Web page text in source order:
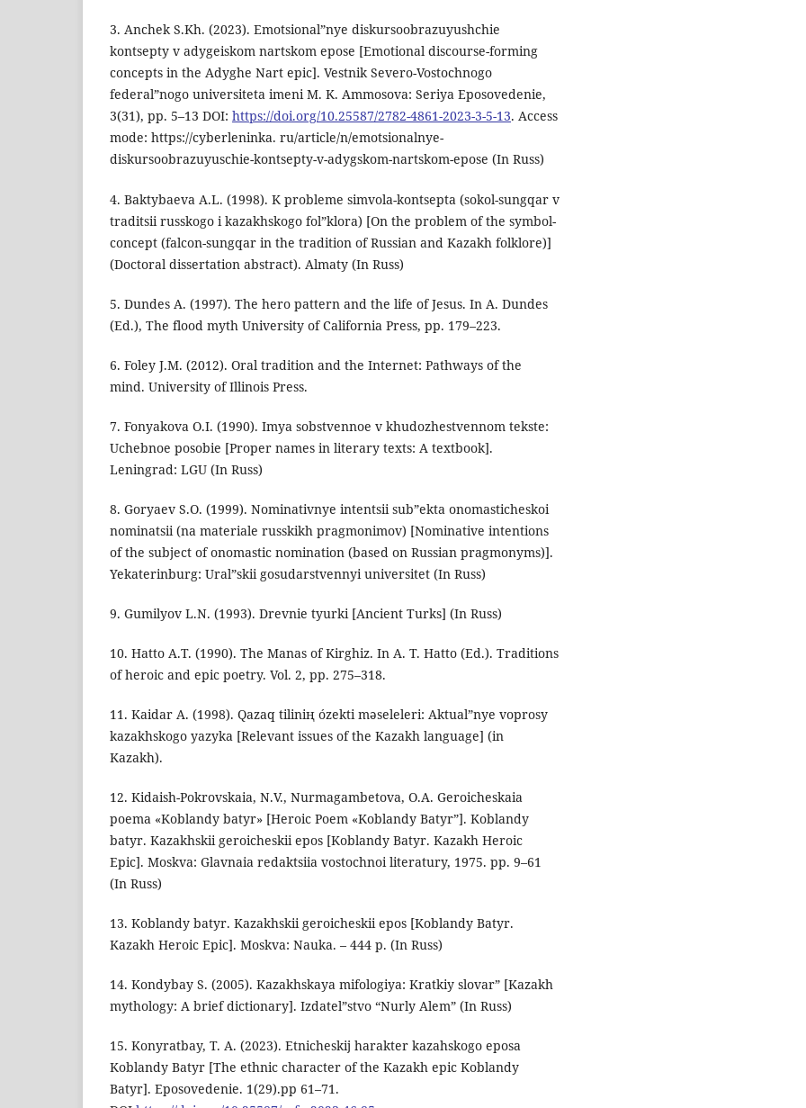
3. Anchek S.Kh. (2023). Emotsional”nye diskursoobrazuyushchie
kontsepty v adygeiskom nartskom epose [Emotional discourse-forming
concepts in the Adyghe Nart epic]. Vestnik Severo-Vostochnogo
federal”nogo universiteta imeni M. K. Ammosova: Seriya Eposovedenie,
3(31), pp. 5–13 DOI: https://doi.org/10.25587/2782-4861-2023-3-5-13. Access
mode: https://cyberleninka. ru/article/n/emotsionalnye-
diskursoobrazuyuschie-kontsepty-v-adygskom-nartskom-epose (In Russ)
4. Baktybaeva A.L. (1998). K probleme simvola-kontsepta (sokol-sungqar v
traditsii russkogo i kazakhskogo fol”klora) [On the problem of the symbol-
concept (falcon-sungqar in the tradition of Russian and Kazakh folklore)]
(Doctoral dissertation abstract). Almaty (In Russ)
5. Dundes A. (1997). The hero pattern and the life of Jesus. In A. Dundes
(Ed.), The flood myth University of California Press, pp. 179–223.
6. Foley J.M. (2012). Oral tradition and the Internet: Pathways of the
mind. University of Illinois Press.
7. Fonyakova O.I. (1990). Imya sobstvennoe v khudozhestvennom tekste:
Uchebnoe posobie [Proper names in literary texts: A textbook].
Leningrad: LGU (In Russ)
8. Goryaev S.O. (1999). Nominativnye intentsii sub”ekta onomasticheskoi
nominatsii (na materiale russkikh pragmonimov) [Nominative intentions
of the subject of onomastic nomination (based on Russian pragmonyms)].
Yekaterinburg: Ural”skii gosudarstvennyi universitet (In Russ)
9. Gumilyov L.N. (1993). Drevnie tyurki [Ancient Turks] (In Russ)
10. Hatto A.T. (1990). The Manas of Kirghiz. In A. T. Hatto (Ed.). Traditions
of heroic and epic poetry. Vol. 2, pp. 275–318.
11. Kaidar А. (1998). Qazaq tilinің ózekti mәseleleri: Aktual”nye voprosy
kazakhskogo yazyka [Relevant issues of the Kazakh language] (in
Kazakh).
12. Kidaish-Pokrovskaia, N.V., Nurmagambetova, O.A. Geroicheskaia
poema «Koblandy batyr» [Heroic Poem «Koblandy Batyr”]. Koblandy
batyr. Kazakhskii geroicheskii epos [Koblandy Batyr. Kazakh Heroic
Epic]. Moskva: Glavnaia redaktsiia vostochnoi literatury, 1975. pp. 9–61
(In Russ)
13. Koblandy batyr. Kazakhskii geroicheskii epos [Koblandy Batyr.
Kazakh Heroic Epic]. Moskva: Nauka. – 444 p. (In Russ)
14. Kondybay S. (2005). Kazakhskaya mifologiya: Kratkiy slovar” [Kazakh
mythology: A brief dictionary]. Izdatel”stvo “Nurly Alem” (In Russ)
15. Konyratbay, T. A. (2023). Etnicheskij harakter kazahskogo eposa
Koblandy Batyr [The ethnic character of the Kazakh epic Koblandy
Batyr]. Eposovedenie. 1(29).pp 61–71.